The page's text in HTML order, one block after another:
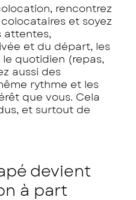
rencontrez
et soyez
attentes,
et du départ, les
quotidien (repas,
aussi des
rythme et les
que vous. Cela
et surtout de
devient
à part